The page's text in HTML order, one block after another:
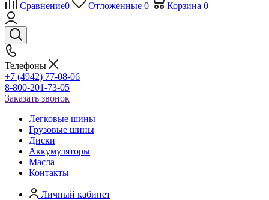
Сравнение0 Отложенные 0 Корзина 0
Телефоны
+7 (4942) 77-08-06
8-800-201-73-05
Заказать звонок
Легковые шины
Грузовые шины
Диски
Аккумуляторы
Масла
Контакты
Личный кабинет